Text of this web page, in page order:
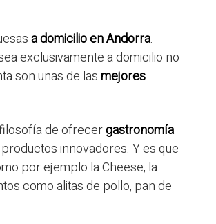
a domicilio en Andorra.
exclusivamente a domicilio no
son unas de lasmejores
de ofrecergastronomía
innovadores. Y es que
por ejemplo la Cheese, la
como alitas de pollo, pan de